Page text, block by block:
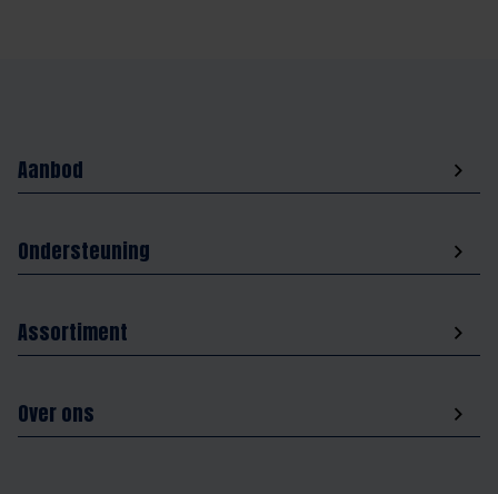
Aanbod
Ondersteuning
Assortiment
Over ons